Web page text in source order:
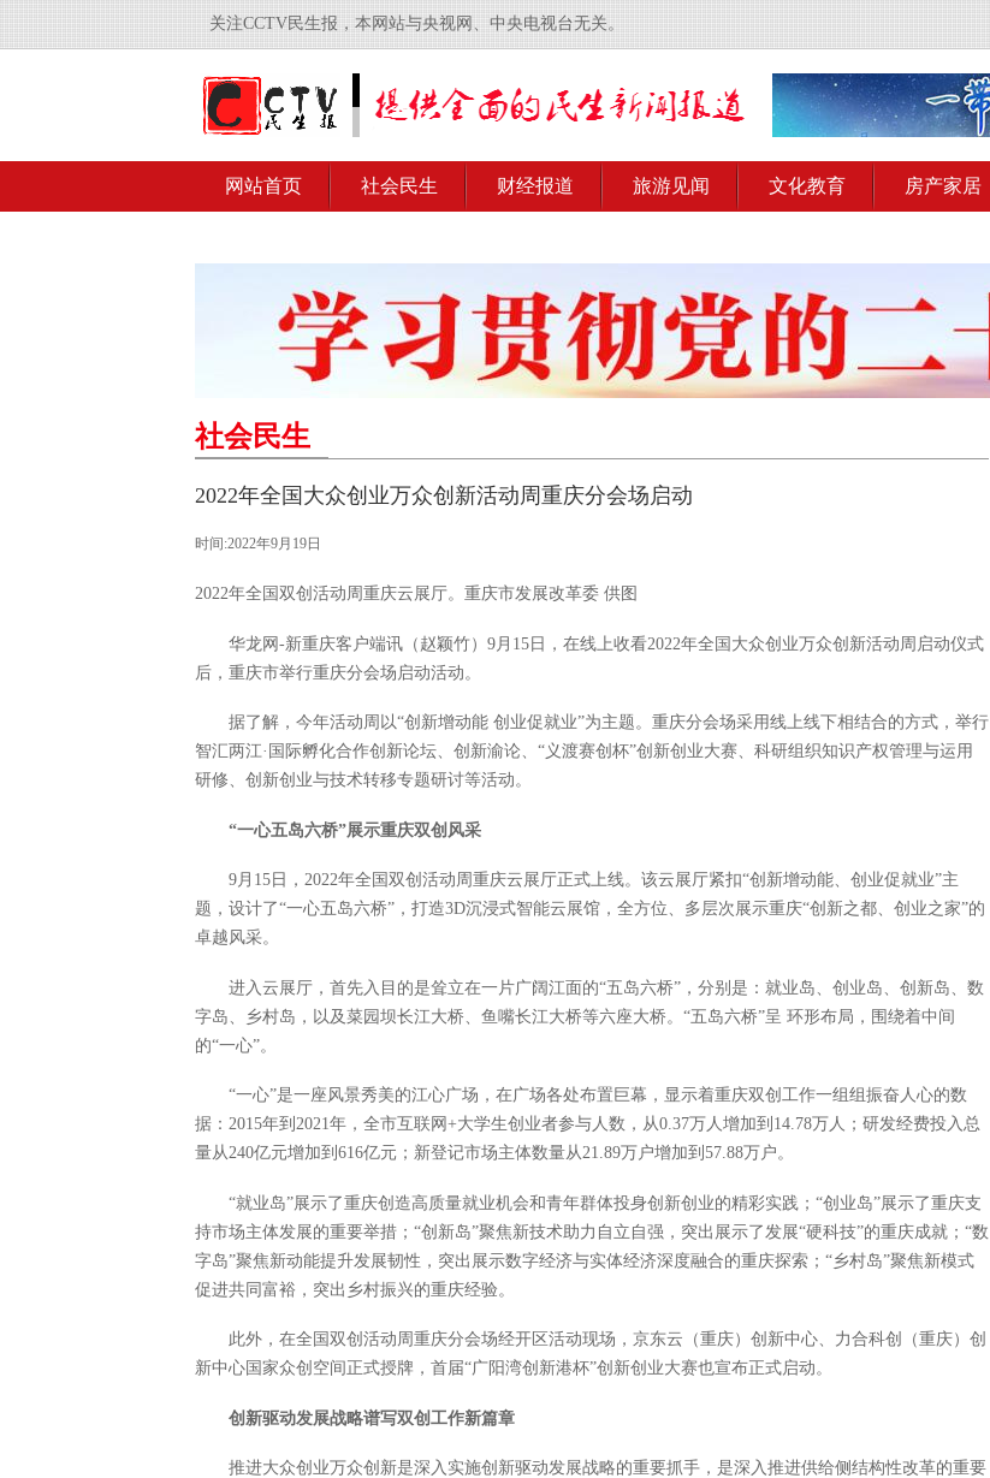
关注CCTV民生报，本网站与央视网、中央电视台无关。
网站首页 社会民生 财经报道 旅游见闻 文化教育 房产家居
社会民生
2022年全国大众创业万众创新活动周重庆分会场启动
时间:2022年9月19日
2022年全国双创活动周重庆云展厅。重庆市发展改革委 供图
华龙网-新重庆客户端讯（赵颖竹）9月15日，在线上收看2022年全国大众创业万众创新活动周启动仪式
后，重庆市举行重庆分会场启动活动。
据了解，今年活动周以“创新增动能 创业促就业”为主题。重庆分会场采用线上线下相结合的方式，举行
智汇两江·国际孵化合作创新论坛、创新渝论、“义渡赛创杯”创新创业大赛、科研组织知识产权管理与运用
研修、创新创业与技术转移专题研讨等活动。
“一心五岛六桥”展示重庆双创风采
9月15日，2022年全国双创活动周重庆云展厅正式上线。该云展厅紧扣“创新增动能、创业促就业”主
题，设计了“一心五岛六桥”，打造3D沉浸式智能云展馆，全方位、多层次展示重庆“创新之都、创业之家”的
卓越风采。
进入云展厅，首先入目的是耸立在一片广阔江面的“五岛六桥”，分别是：就业岛、创业岛、创新岛、数
字岛、乡村岛，以及菜园坝长江大桥、鱼嘴长江大桥等六座大桥。“五岛六桥”呈 环形布局，围绕着中间
的“一心”。
“一心”是一座风景秀美的江心广场，在广场各处布置巨幕，显示着重庆双创工作一组组振奋人心的数
据：2015年到2021年，全市互联网+大学生创业者参与人数，从0.37万人增加到14.78万人；研发经费投入总
量从240亿元增加到616亿元；新登记市场主体数量从21.89万户增加到57.88万户。
“就业岛”展示了重庆创造高质量就业机会和青年群体投身创新创业的精彩实践；“创业岛”展示了重庆支
持市场主体发展的重要举措；“创新岛”聚焦新技术助力自立自强，突出展示了发展“硬科技”的重庆成就；“数
字岛”聚焦新动能提升发展韧性，突出展示数字经济与实体经济深度融合的重庆探索；“乡村岛”聚焦新模式
促进共同富裕，突出乡村振兴的重庆经验。
此外，在全国双创活动周重庆分会场经开区活动现场，京东云（重庆）创新中心、力合科创（重庆）创
新中心国家众创空间正式授牌，首届“广阳湾创新港杯”创新创业大赛也宣布正式启动。
创新驱动发展战略谱写双创工作新篇章
推进大众创业万众创新是深入实施创新驱动发展战略的重要抓手，是深入推进供给侧结构性改革的重要